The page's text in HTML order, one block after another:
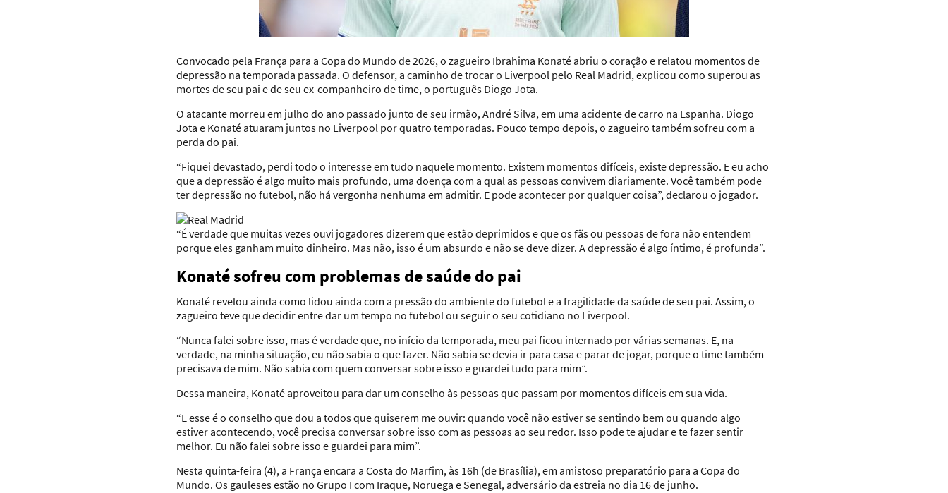
Convocado pela França para a Copa do Mundo de 2026, o zagueiro Ibrahima Konaté abriu o coração e relatou momentos de
depressão na temporada passada. O defensor, a caminho de trocar o Liverpool pelo Real Madrid, explicou como superou as
mortes de seu pai e de seu ex-companheiro de time, o português Diogo Jota.
O atacante morreu em julho do ano passado junto de seu irmão, André Silva, em uma acidente de carro na Espanha. Diogo
Jota e Konaté atuaram juntos no Liverpool por quatro temporadas. Pouco tempo depois, o zagueiro também sofreu com a
perda do pai.
“Fiquei devastado, perdi todo o interesse em tudo naquele momento. Existem momentos difíceis, existe depressão. E eu acho
que a depressão é algo muito mais profundo, uma doença com a qual as pessoas convivem diariamente. Você também pode
ter depressão no futebol, não há vergonha nenhuma em admitir. E pode acontecer por qualquer coisa”, declarou o jogador.
“É verdade que muitas vezes ouvi jogadores dizerem que estão deprimidos e que os fãs ou pessoas de fora não entendem
porque eles ganham muito dinheiro. Mas não, isso é um absurdo e não se deve dizer. A depressão é algo íntimo, é profunda”.
Konaté sofreu com problemas de saúde do pai
Konaté revelou ainda como lidou ainda com a pressão do ambiente do futebol e a fragilidade da saúde de seu pai. Assim, o
zagueiro teve que decidir entre dar um tempo no futebol ou seguir o seu cotidiano no Liverpool.
“Nunca falei sobre isso, mas é verdade que, no início da temporada, meu pai ficou internado por várias semanas. E, na
verdade, na minha situação, eu não sabia o que fazer. Não sabia se devia ir para casa e parar de jogar, porque o time também
precisava de mim. Não sabia com quem conversar sobre isso e guardei tudo para mim”.
Dessa maneira, Konaté aproveitou para dar um conselho às pessoas que passam por momentos difíceis em sua vida.
“E esse é o conselho que dou a todos que quiserem me ouvir: quando você não estiver se sentindo bem ou quando algo
estiver acontecendo, você precisa conversar sobre isso com as pessoas ao seu redor. Isso pode te ajudar e te fazer sentir
melhor. Eu não falei sobre isso e guardei para mim”.
Nesta quinta-feira (4), a França encara a Costa do Marfim, às 16h (de Brasília), em amistoso preparatório para a Copa do
Mundo. Os gauleses estão no Grupo I com Iraque, Noruega e Senegal, adversário da estreia no dia 16 de junho.